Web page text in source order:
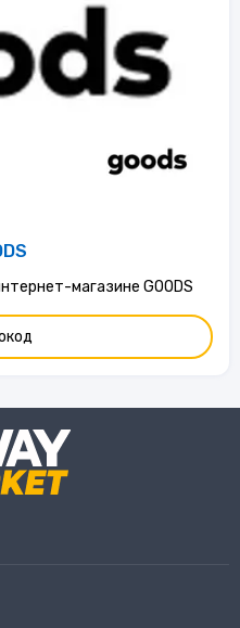
магазине GOODS